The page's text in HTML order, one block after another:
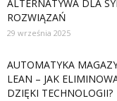
ALTERNATYWA DLA
ROZWIĄZAŃ
29 września 2025
AUTOMATYKA
LEAN – JAK
DZIĘKI TECHNOLOGII?